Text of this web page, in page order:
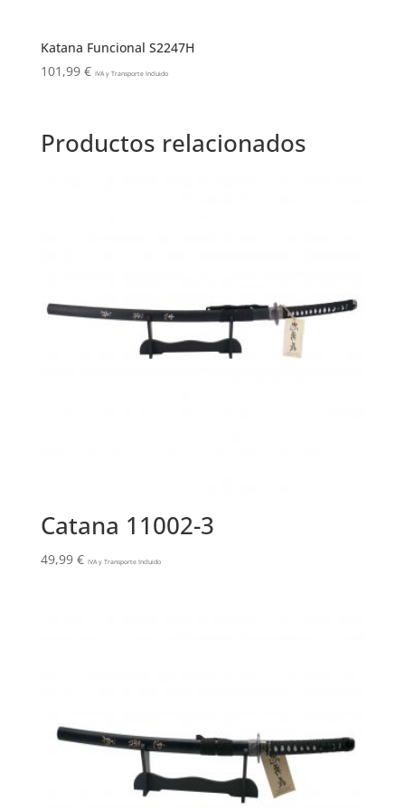
Katana Funcional S2247H
101,99 € IVA y Transporte Incluido
Productos relacionados
Catana 11002-3
49,99 € IVA y Transporte Incluido